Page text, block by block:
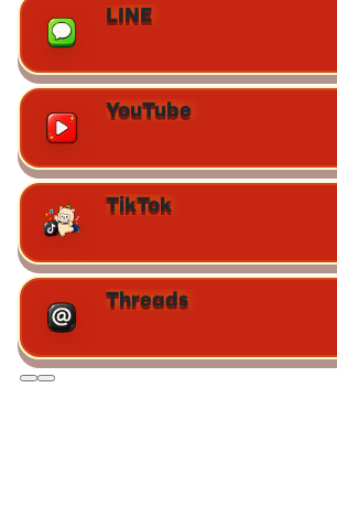
LINE
YouTube
TikTok
Threads